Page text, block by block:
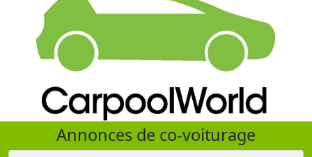
Annonces de co-voiturage